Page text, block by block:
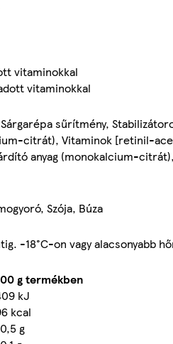
vitaminokkal
vitaminokkal
sűrítmény,
citrát), Vitaminok [retinil-
anyag (monokalcium-
Szója, Búza
-18°C-on vagy alacsonyabb
g termékben
kJ
kcal
g